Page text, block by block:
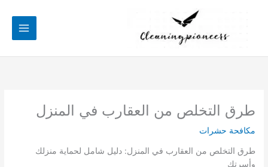
طرق التخلص من العقارب في المنزل
مكافحة حشرات
طرق التخلص من العقارب في المنزل: دليل شامل لحماية منزلك
وأسرتك